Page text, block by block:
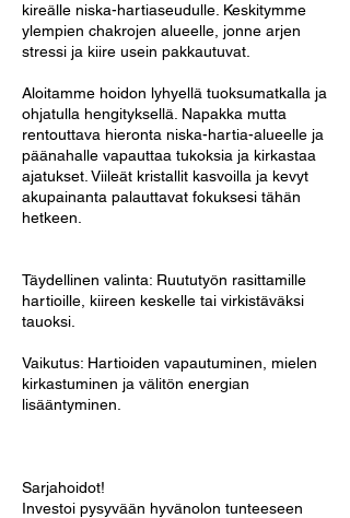
kireälle niska-hartiaseudulle. Keskitymme
ylempien chakrojen alueelle, jonne arjen
stressi ja kiire usein pakkautuvat.
Aloitamme hoidon lyhyellä tuoksumatkalla ja
ohjatulla hengityksellä. Napakka mutta
rentouttava hieronta niska-hartia-alueelle ja
päänahalle vapauttaa tukoksia ja kirkastaa
ajatukset. Viileät kristallit kasvoilla ja kevyt
akupainanta palauttavat fokuksesi tähän
hetkeen.
Täydellinen valinta: Ruututyön rasittamille
hartioille, kiireen keskelle tai virkistäväksi
tauoksi.
Vaikutus: Hartioiden vapautuminen, mielen
kirkastuminen ja välitön energian
lisääntyminen.
Sarjahoidot!
Investoi pysyvään hyvänolon tunteeseen